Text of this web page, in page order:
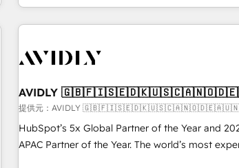
predictable revenue velocity. 🚀 GTM Strategy & Alignment
Workshops & Sprints: Identify "Valleys of
mess." ⚙️ Elite Engineering & AI Scalable Architecture: Zero-
HubSpot Accreditations. AI-Powered RevOps: Breeze AI,
custom AI agents, and high-integrity migrations
reporting clarity. Security & Compliance: SOC 2 Type II and
HIPAA attested for enterprise-grade data security. 🏆
AVIDLY
提供元：AVIDLY
HubSpot’s 5x Global Partner of the Year and
APAC Partner of the Year. The world’s most